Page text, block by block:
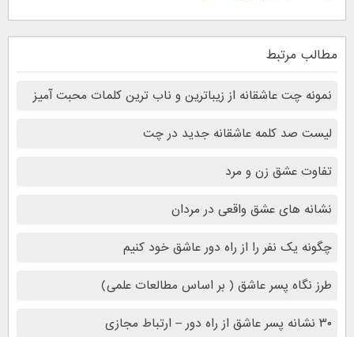
مطالب مرتبط
نمونه‌ چت‌ عاشقانه از زیباترین و ناب ترین کلمات محبت آمیز
لیست صد کلمه عاشقانه جدید در چت
تفاوت عشق زن و مرد
نشانه های عشق واقعی در مردان
چگونه یک نفر را از راه دور عاشق خود کنیم
طرز نگاه پسر عاشق ( بر اساس مطالعات علمی)
۳۰ نشانه پسر عاشق از راه دور – ارتباط مجازی